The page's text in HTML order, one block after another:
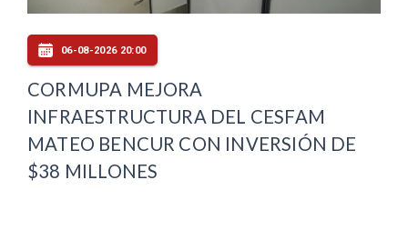
06-08-2026 20:00
CORMUPA MEJORA
INFRAESTRUCTURA DEL CESFAM
MATEO BENCUR CON INVERSIÓN DE
$38 MILLONES